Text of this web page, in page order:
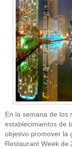
En la semana de los
establecimientos de
objetivo promover la
Restaurant Week de